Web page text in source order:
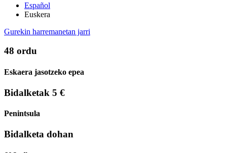
Español
Euskera
Gurekin harremanetan jarri
48 ordu
Eskaera jasotzeko epea
Bidalketak 5 €
Penintsula
Bidalketa dohan